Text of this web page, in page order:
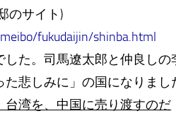
のサイト)
fukudaijin/shinba.html
た。司馬遼太郎と仲良しの
悲しみに」の国になりまし
台湾を、中国に売り渡すのだ